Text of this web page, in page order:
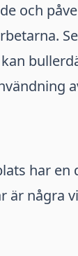
och
har en
är några